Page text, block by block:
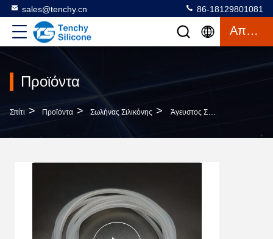
sales@tenchy.cn 86-18129801081
Απόσπασμα
Προϊόντα
Σπίτι > Προϊόντα > Σωλήνας Σιλικόνης > Άγευστος Σωλήνας Σιλικόνης 30A Food Grade Με Επούλωση Πλατίνας